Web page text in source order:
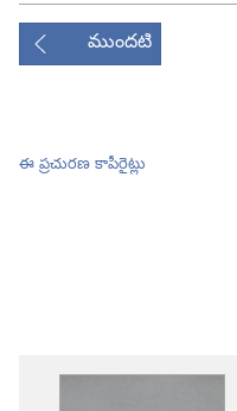
ముందటి
ఈ ప్రచురణ కాపీరైట్లు